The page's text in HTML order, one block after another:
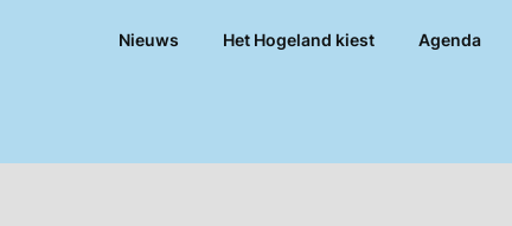
Nieuws Het Hogeland kiest Agenda